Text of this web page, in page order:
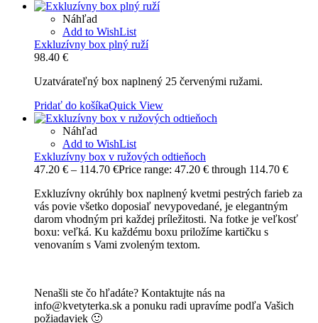
Náhľad
Add to WishList
Exkluzívny box plný ruží
98.40 €
Uzatvárateľný box naplnený 25 červenými ružami.
Pridať do košíkaQuick View
Náhľad
Add to WishList
Exkluzívny box v ružových odtieňoch
47.20 € – 114.70 €Price range: 47.20 € through 114.70 €
Exkluzívny okrúhly box naplnený kvetmi pestrých farieb za
vás povie všetko doposiaľ nevypovedané, je elegantným
darom vhodným pri každej príležitosti. Na fotke je veľkosť
boxu: veľká. Ku každému boxu priložíme kartičku s
venovaním s Vami zvoleným textom.
Nenašli ste čo hľadáte? Kontaktujte nás na
info@kvetyterka.sk a ponuku radi upravíme podľa Vašich
požiadaviek 🙂